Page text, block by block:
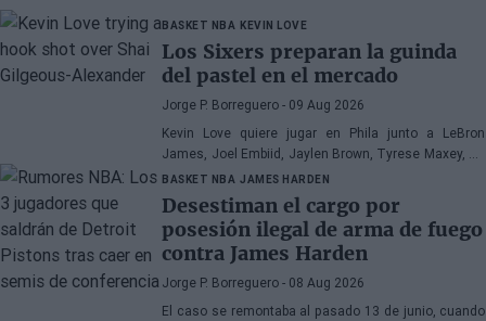
BASKET NBA KEVIN LOVE
Los Sixers preparan la guinda
del pastel en el mercado
Jorge P. Borreguero - 09 Aug 2026
Kevin Love quiere jugar en Phila junto a LeBron
James, Joel Embiid, Jaylen Brown, Tyrese Maxey, VJ
Edgecombe, Anfernee Simons y compañía
BASKET NBA JAMES HARDEN
Desestiman el cargo por
posesión ilegal de arma de fuego
contra James Harden
Jorge P. Borreguero - 08 Aug 2026
El caso se remontaba al pasado 13 de junio, cuando